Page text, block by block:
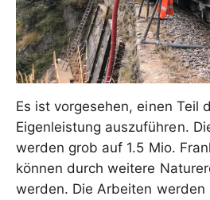
Es ist vorgesehen, einen Teil
Eigenleistung auszuführen.
werden grob auf 1.5 Mio.
können durch weitere
werden. Die Arbeiten werden